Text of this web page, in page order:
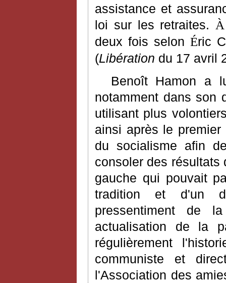
assistance et
loi sur les retraites. À
deux fois selon Éric
(Libération du 17 avril
Benoît Hamon a
notamment dans son
utilisant plus
ainsi après le
du socialisme afin
consoler des
gauche qui pouvait
tradition et d'un
pressentiment de
actualisation de la
régulièrement
communiste et
l'Association des